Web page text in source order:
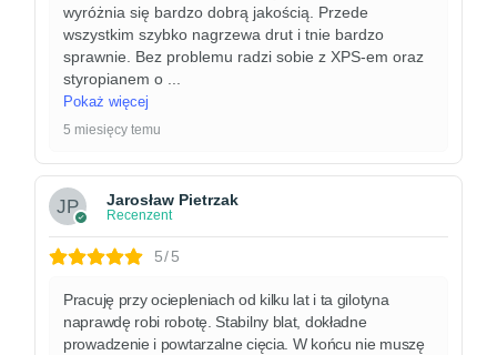
wyróżnia się bardzo dobrą jakością. Przede
wszystkim szybko nagrzewa drut i tnie bardzo
sprawnie. Bez problemu radzi sobie z XPS-em oraz
styropianem o
Pokaż więcej
5 miesięcy temu
Jarosław Pietrzak
Recenzent
5/5
Pracuję przy ociepleniach od kilku lat i ta gilotyna
naprawdę robi robotę. Stabilny blat, dokładne
prowadzenie i powtarzalne cięcia. W końcu nie muszę